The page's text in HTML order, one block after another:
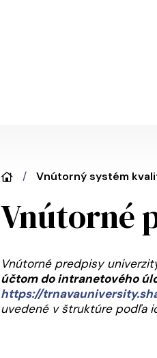
Vnútorný systém
Vnútorné
Vnútorné predpisy
účtom do intranetového
https://
uvedené v štruktúre podľa